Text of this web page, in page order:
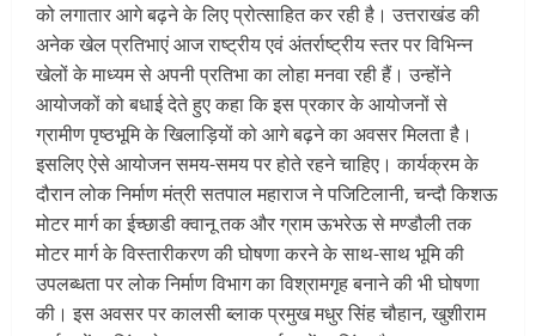
को लगातार आगे बढ़ने के लिए प्रोत्साहित कर रही है। उत्तराखंड की
अनेक खेल प्रतिभाएं आज राष्ट्रीय एवं अंतर्राष्ट्रीय स्तर पर विभिन्न
खेलों के माध्यम से अपनी प्रतिभा का लोहा मनवा रही हैं। उन्होंने
आयोजकों को बधाई देते हुए कहा कि इस प्रकार के आयोजनों से
ग्रामीण पृष्ठभूमि के खिलाड़ियों को आगे बढ़ने का अवसर मिलता है।
इसलिए ऐसे आयोजन समय-समय पर होते रहने चाहिए। कार्यक्रम के
दौरान लोक निर्माण मंत्री सतपाल महाराज ने पजिटिलानी, चन्दौ किशऊ
मोटर मार्ग का ईच्छाडी क्वानू तक और ग्राम ऊभरेऊ से मण्डौली तक
मोटर मार्ग के विस्तारीकरण की घोषणा करने के साथ-साथ भूमि की
उपलब्धता पर लोक निर्माण विभाग का विश्रामगृह बनाने की भी घोषणा
की। इस अवसर पर कालसी ब्लाक प्रमुख मधुर सिंह चौहान, खुशीराम